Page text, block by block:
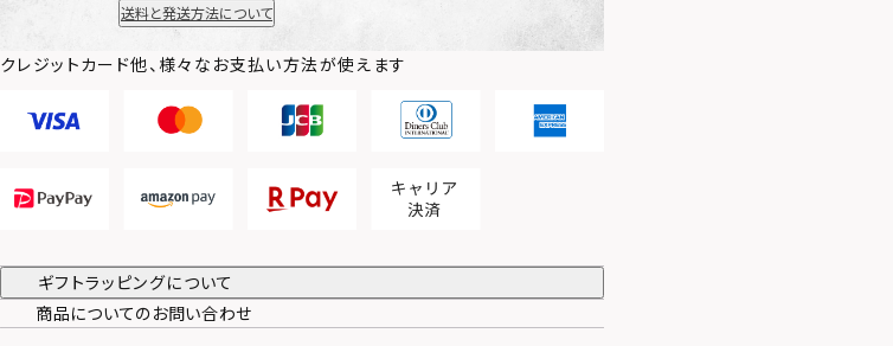
送料と発送方法について
クレジットカード他、様々なお支払い方法が使えます
ギフトラッピングについて
商品についてのお問い合わせ